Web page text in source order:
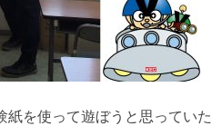
を使って遊ぼうと思ってい